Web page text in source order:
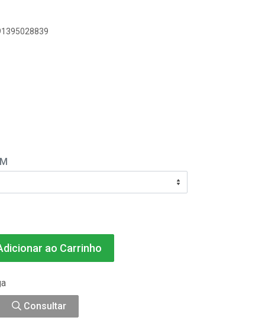
ao Carrinho
Consultar